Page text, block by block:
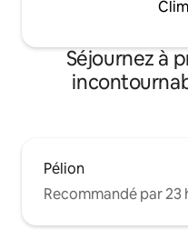
Séjournez à
Pélion
Recommandé par